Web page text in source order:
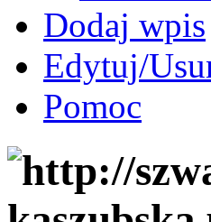
Dodaj wpis
Edytuj/
Pomoc